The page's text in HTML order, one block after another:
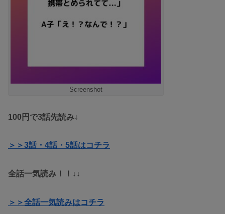
Screenshot
100円で3話先読み↓
＞＞3話・4話・5話はコチラ
全話一気読み！！↓↓
＞＞全話一気読みはコチラ